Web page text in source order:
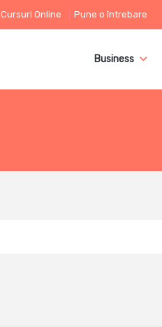
Cursuri Online Pune o întrebare
Business